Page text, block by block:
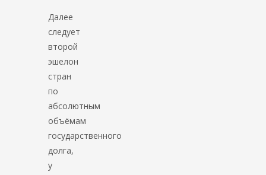
Далее
следует
второй
эшелон
стран
по
абсолютным
объёмам
государственного
долга,
у